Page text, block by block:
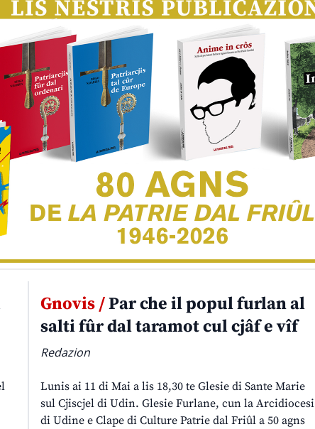
Gnovis /Par che il popul furlan al
salti fûr dal taramot cul cjâf e vîf
Redazion
Lunis ai 11 di Mai a lis 18,30 te Glesie di Sante Marie
sul Cjiscjel di Udin. Glesie Furlane, cun la Arcidiocesi
di Udine e Clape di Culture Patrie dal Friûl a 50 agns